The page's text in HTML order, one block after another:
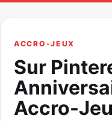
ACCRO-JEUX
Sur
Accro-